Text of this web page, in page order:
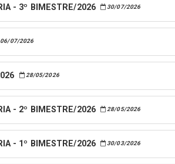
- 3º BIMESTRE/2026 30/07/2026
06/07/2026
28/05/2026
- 2º BIMESTRE/2026 28/05/2026
- 1º BIMESTRE/2026 30/03/2026